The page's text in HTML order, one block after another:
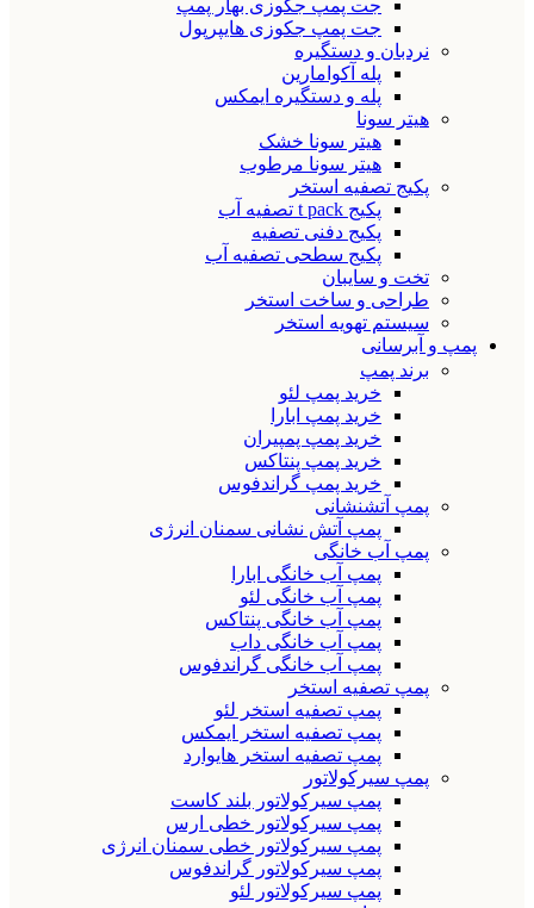
جت پمپ جکوزی بهار پمپ
جت پمپ جکوزی هایپرپول
نردبان و دستگیره
پله آکوامارین
پله و دستگیره ایمکس
هیتر سونا
هیتر سونا خشک
هیتر سونا مرطوب
پکیج تصفیه استخر
پکیج t pack تصفیه آب
پکیج دفنی تصفیه
پکیج سطحی تصفیه آب
تخت و سایبان
طراحی و ساخت استخر
سیستم تهویه استخر
پمپ و آبرسانی
برند پمپ
خرید پمپ لئو
خرید پمپ ابارا
خرید پمپ پمپیران
خرید پمپ پنتاکس
خرید پمپ گراندفوس
پمپ آتشنشانی
پمپ آتش نشانی سمنان انرژی
پمپ آب خانگی
پمپ آب خانگی ابارا
پمپ آب خانگی لئو
پمپ آب خانگی پنتاکس
پمپ آب خانگی داب
پمپ آب خانگی گراندفوس
پمپ تصفیه استخر
پمپ تصفیه استخر لئو
پمپ تصفیه استخر ایمکس
پمپ تصفیه استخر هایوارد
پمپ سیرکولاتور
پمپ سیرکولاتور بلند کاست
پمپ سیرکولاتور خطی ارس
پمپ سیرکولاتور خطی سمنان انرژی
پمپ سیرکولاتور گراندفوس
پمپ سیرکولاتور لئو